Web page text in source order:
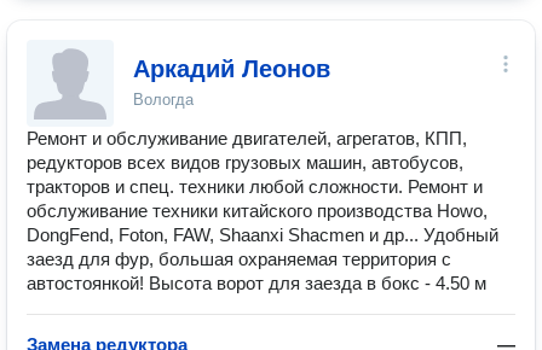
Аркадий Леонов
Вологда
Ремонт и обслуживание двигателей, агрегатов, КПП,
редукторов всех видов грузовых машин, автобусов,
тракторов и спец. техники любой сложности. Ремонт и
обслуживание техники китайского производства Howo,
DongFend, Foton, FAW, Shaanxi Shacmen и др... Удобный
заезд для фур, большая охраняемая территория с
автостоянкой! Высота ворот для заезда в бокс - 4.50 м
Замена редуктора —